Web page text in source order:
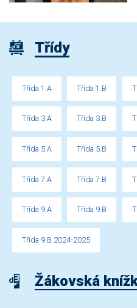
Třídy
Třída 1.A Třída 1.B
Třída 3.A Třída 3.B
Třída 5.A Třída 5.B
Třída 7.A Třída 7.B
Třída 9.A Třída 9.B
Třída 9.B 2024-2025
Žákovská